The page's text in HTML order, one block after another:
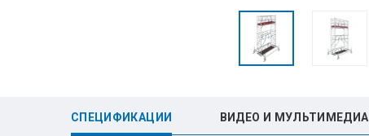
СПЕЦИФИКАЦИИ ВИДЕО И МУЛЬТИМЕДИА